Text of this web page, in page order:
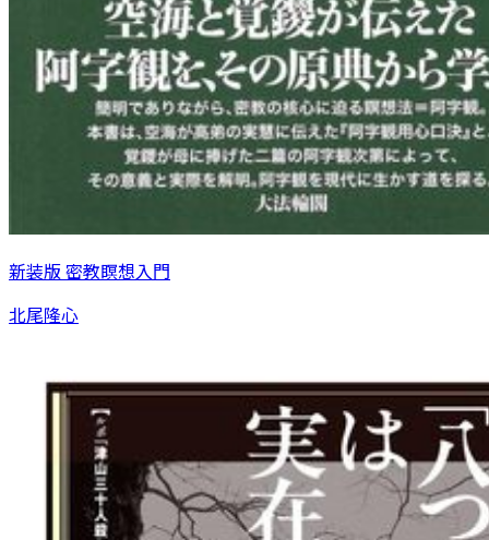
新装版 密教瞑想入門
北尾隆心